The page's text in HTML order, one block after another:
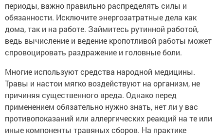
периоды, важно правильно распределять силы и
обязанности. Исключите энергозатратные дела как
дома, так и на работе. Займитесь рутинной работой,
ведь вычисление и ведение кропотливой работы может
спровоцировать раздражение и головные боли.
Многие используют средства народной медицины.
Травы и настои мягко воздействуют на организм, не
причиняя существенного вреда. Однако перед
применением обязательно нужно знать, нет ли у вас
противопоказаний или аллергических реакций на те или
иные компоненты травяных сборов. На практике